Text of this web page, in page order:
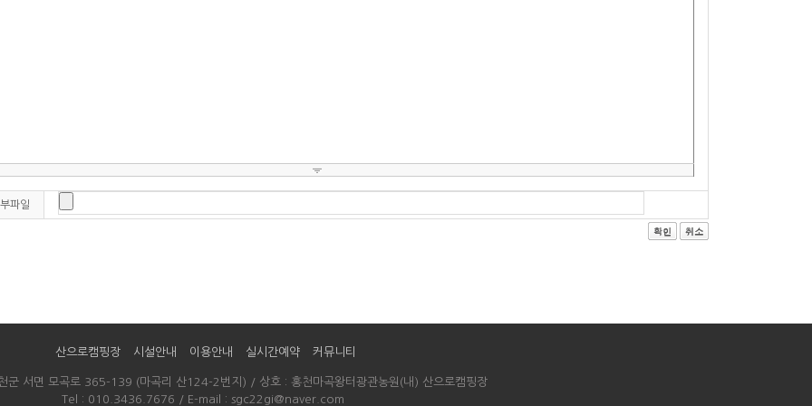
파일
산으로캠핑장 시설안내 이용안내 실시간예약 커뮤니티
군 서면 모곡로 365-139 (마곡리 산124-2번지) / 상호 : 홍천마곡왕터광관농원(내) 산으로캠핑장
Tel : 010.3436.7676 / E-mail : sgc22gi@naver.com